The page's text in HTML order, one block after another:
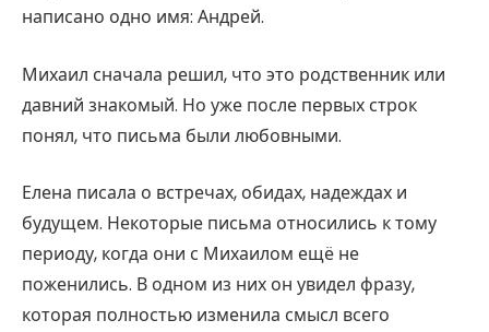
написано одно имя: Андрей.
Михаил сначала решил, что это родственник или
давний знакомый. Но уже после первых строк
понял, что письма были любовными.
Елена писала о встречах, обидах, надеждах и
будущем. Некоторые письма относились к тому
периоду, когда они с Михаилом ещё не
поженились. В одном из них он увидел фразу,
которая полностью изменила смысл всего